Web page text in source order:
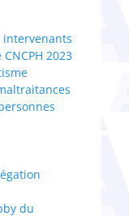
2023
du